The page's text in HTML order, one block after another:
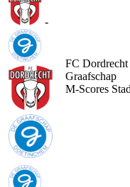
-
FC
Graafschap
M-Scores